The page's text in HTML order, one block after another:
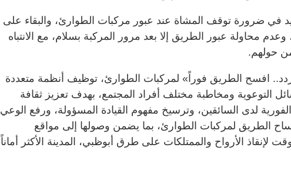
في ضرورة توقف المشاة عند عبور مركبات الطوارئ، والبقاء على
وعدم محاولة عبور الطريق إلا بعد مرور المركبة بسلام، مع الانتباه
حولهم.
افسح الطريق فوراً» لمركبات الطوارئ، توظيف أنظمة متعددة
التوعوية ومخاطبة مختلف أفراد المجتمع، بهدف تعزيز ثقافة
والفورية لدى السائقين، وترسيخ مفهوم القيادة المسؤولة، ورفع الوعي
الطريق لمركبات الطوارئ، بما يضمن وصولها إلى مواقع
لإنقاذ الأرواح والممتلكات على طرق أبوظبي، المدينة الأكثر أماناً